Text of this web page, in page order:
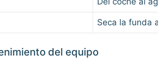
Seca la funda
del equipo